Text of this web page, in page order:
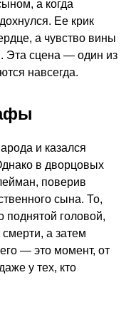
а когда
Ее крик
а чувство вины
Эта сцена — один из
навсегда.
и казался
в дворцовых
поверив
сына. То,
поднятой головой,
смерти, а затем
— это момент, от
у тех, кто